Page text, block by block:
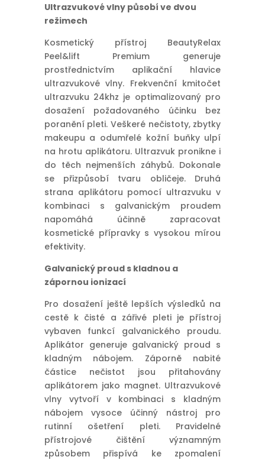
Ultrazvukové vlny působí ve dvou
režimech
Kosmetický přístroj BeautyRelax
Peel&lift Premium generuje
prostřednictvím aplikační hlavice
ultrazvukové vlny. Frekvenční kmitočet
ultrazvuku 24khz je optimalizovaný pro
dosažení požadovaného účinku bez
poranění pleti. Veškeré nečistoty, zbytky
makeupu a odumřelé kožní buňky ulpí
na hrotu aplikátoru. Ultrazvuk pronikne i
do těch nejmenších záhybů. Dokonale
se přizpůsobí tvaru obličeje. Druhá
strana aplikátoru pomocí ultrazvuku v
kombinaci s galvanickým proudem
napomáhá účinně zapracovat
kosmetické přípravky s vysokou mírou
efektivity.
Galvanický proud s kladnou a
zápornou ionizací
Pro dosažení ještě lepších výsledků na
cestě k čisté a zářivé pleti je přístroj
vybaven funkcí galvanického proudu.
Aplikátor generuje galvanický proud s
kladným nábojem. Záporně nabité
částice nečistot jsou přitahovány
aplikátorem jako magnet. Ultrazvukové
vlny vytvoří v kombinaci s kladným
nábojem vysoce účinný nástroj pro
rutinní ošetření pleti. Pravidelné
přístrojové čištění významným
způsobem přispívá ke zpomalení